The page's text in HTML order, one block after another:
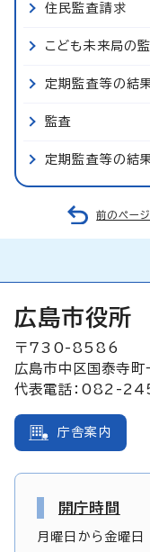
住民監査請求
こども未来局の
定期監査等の結
監査
定期監査等の結
前のペー
広島市役所
〒730-8586
広島市中区国泰寺
代表電話：082-
庁舎案内
開庁時間
月曜日から金曜日